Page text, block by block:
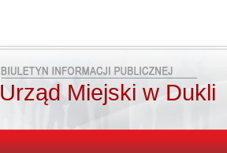
Urząd Miejski w Dukli